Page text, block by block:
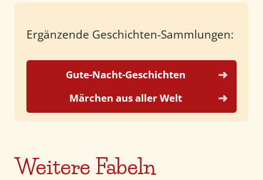
Ergänzende Geschichten-Sammlungen:
Gute-Nacht-Geschichten
Märchen aus aller Welt
Weitere Fabeln